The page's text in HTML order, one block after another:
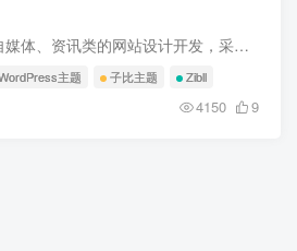
Zibll子比主题专为博客、自媒体、资讯类的网站设计开发，采用简约优雅的设计风格让网站更具美感，创新的前端模块化功能配置和全面的前端用户功能，使子比主题成为更适合现代化网站的优雅主题！
主题 子比主题 Zibll
4150 9